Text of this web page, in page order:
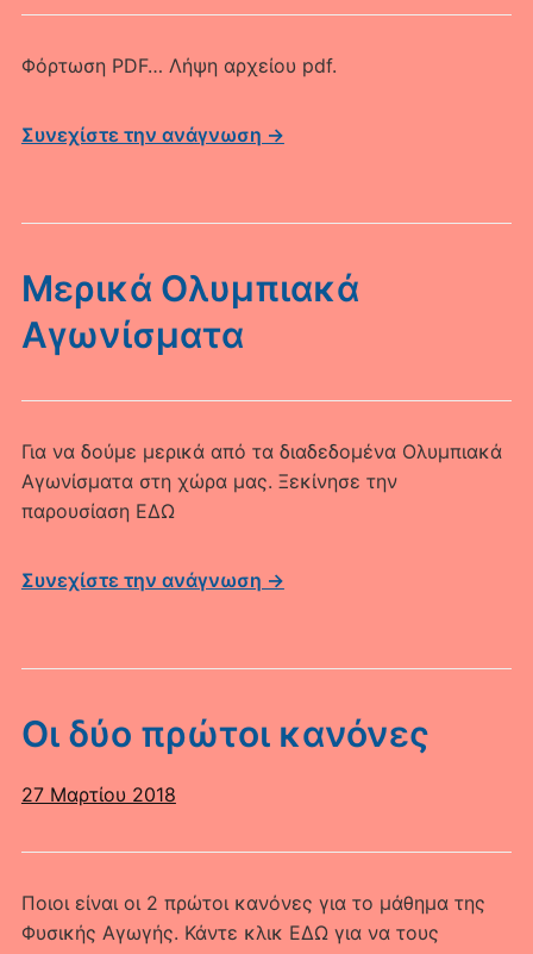
Φόρτωση PDF… Λήψη αρχείου pdf.
Συνεχίστε την ανάγνωση →
Μερικά Ολυμπιακά
Αγωνίσματα
Για να δούμε μερικά από τα διαδεδομένα Ολυμπιακά
Αγωνίσματα στη χώρα μας. Ξεκίνησε την
παρουσίαση ΕΔΩ
Συνεχίστε την ανάγνωση →
Οι δύο πρώτοι κανόνες
27 Μαρτίου 2018
Ποιοι είναι οι 2 πρώτοι κανόνες για το μάθημα της
Φυσικής Αγωγής. Κάντε κλικ ΕΔΩ για να τους